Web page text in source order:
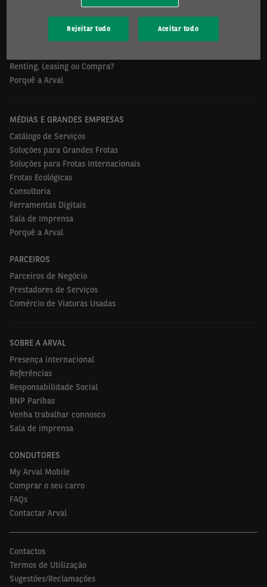
Ofertas Renting menos de 2 anos
Ofertas Viaturas Comerciais
Renting, Leasing ou Compra?
Porquê a Arval
MÉDIAS E GRANDES EMPRESAS
Catálogo de Serviços
Soluções para Grandes Frotas
Soluções para Frotas Internacionais
Frotas Ecológicas
Consultoria
Ferramentas Digitais
Sala de Imprensa
Porquê a Arval
PARCEIROS
Parceiros de Negócio
Prestadores de Serviços
Comércio de Viaturas Usadas
SOBRE A ARVAL
Presença internacional
Referências
Responsabilidade Social
BNP Paribas
Venha trabalhar connosco
Sala de imprensa
CONDUTORES
My Arval Mobile
Comprar o seu carro
FAQs
Contactar Arval
Contactos
Termos de Utilização
Sugestões/Reclamações
Rejeitar tudo Aceitar tudo